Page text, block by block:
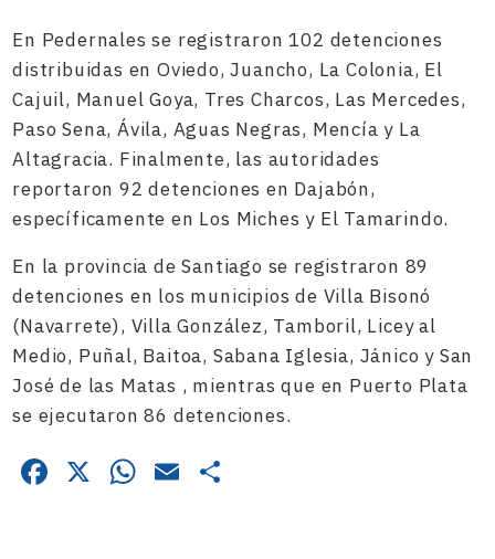
En Pedernales se registraron 102 detenciones
distribuidas en Oviedo, Juancho, La Colonia, El
Cajuil, Manuel Goya, Tres Charcos, Las Mercedes,
Paso Sena, Ávila, Aguas Negras, Mencía y La
Altagracia. Finalmente, las autoridades
reportaron 92 detenciones en Dajabón,
específicamente en Los Miches y El Tamarindo.
En la provincia de Santiago se registraron 89
detenciones en los municipios de Villa Bisonó
(Navarrete), Villa González, Tamboril, Licey al
Medio, Puñal, Baitoa, Sabana Iglesia, Jánico y San
José de las Matas , mientras que en Puerto Plata
se ejecutaron 86 detenciones.
Facebook
X WhatsApp
Email